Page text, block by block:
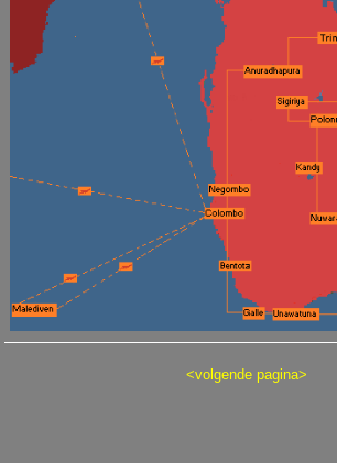
<volgende pagina>